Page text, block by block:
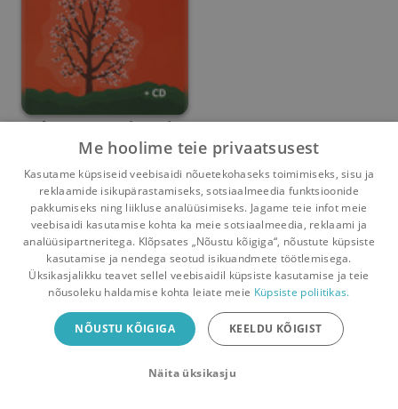
Arenguvestlused
koolis
Kersti Türk
Umbes 3 aastattagasi
Pealehele Ostukorv Sõnumid Teated Konto
Raamatuvahetuse mobiiliäpp
Vaheta raamatuid veelgi mugavamalt!
Me hoolime teie privaatsusest
Kasutame küpsiseid veebisaidi nõuetekohaseks toimimiseks, sisu ja
reklaamide isikupärastamiseks, sotsiaalmeedia funktsioonide
pakkumiseks ning liikluse analüüsimiseks. Jagame teie infot meie
veebisaidi kasutamise kohta ka meie sotsiaalmeedia, reklaami ja
analüüsipartneritega. Klõpsates „Nõustu kõigiga“, nõustute küpsiste
kasutamise ja nendega seotud isikuandmete töötlemisega.
Üksikasjalikku teavet sellel veebisaidil küpsiste kasutamise ja teie
nõusoleku haldamise kohta leiate meie Küpsiste poliitikas.
NÕUSTU KÕIGIGA KEELDU KÕIGIST
Näita üksikasju